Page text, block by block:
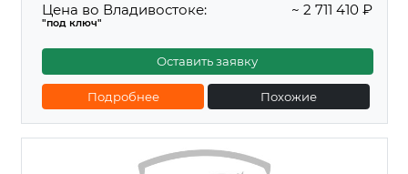
Цена во Владивостоке:
"под ключ"
~ 2 711 410 ₽
Оставить заявку
Подробнее Похожие